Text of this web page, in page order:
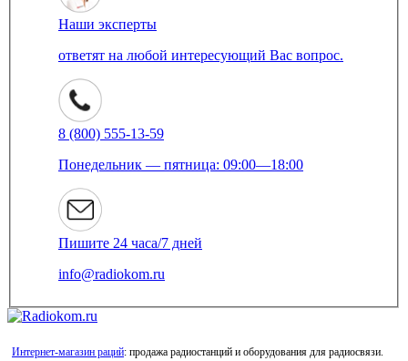
Наши эксперты
ответят на любой интересующий Вас вопрос.
8 (800) 555-13-59
Понедельник — пятница: 09:00—18:00
Пишите 24 часа/7 дней
info@radiokom.ru
Интернет-магазин раций: продажа радиостанций и оборудования для радиосвязи.